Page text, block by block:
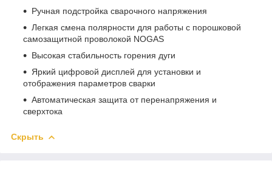
Ручная подстройка сварочного напряжения
Легкая смена полярности для работы с порошковой
самозащитной проволокой NOGAS
Высокая стабильность горения дуги
Яркий цифровой дисплей для установки и
отображения параметров сварки
Автоматическая защита от перенапряжения и
сверхтока
Скрыть